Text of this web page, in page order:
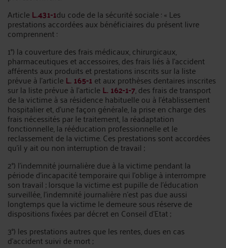
ArticleL.431-1du code de la sécurité sociale : « Les
prestations accordées aux bénéficiaires du présent livre
comprennent :
1°) la couverture des frais médicaux, chirurgicaux,
pharmaceutiques et accessoires, des frais liés à l'accident
afférents aux produits et prestations inscrits sur la liste
prévue à l'articleL. 165-1et aux prothèses dentaires inscrites
sur la liste prévue à l'articleL. 162-1-7, des frais de transport
de la victime à sa résidence habituelle ou à l'établissement
hospitalier et, d'une façon générale, la prise en charge des
frais nécessités par le traitement, la réadaptation
fonctionnelle, la rééducation professionnelle et le
reclassement de la victime. Ces prestations sont accordées
qu'il y ait ou non interruption de travail ;
2°) l'indemnité journalière due à la victime pendant la
période d'incapacité temporaire qui l'oblige à interrompre
son travail ; lorsque la victime est pupille de l'éducation
surveillée, l'indemnité journalière n'est pas due aussi
longtemps que la victime le demeure sous réserve de
dispositions fixées par décret en Conseil d'Etat ;
3°) les prestations autres que les rentes, dues en cas
d'accident suivi de mort ;